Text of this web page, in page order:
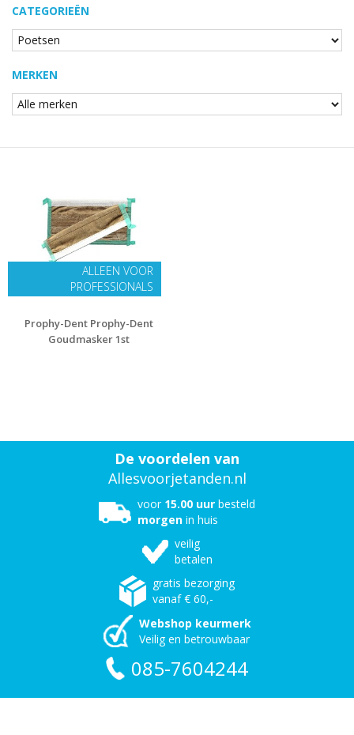
CATEGORIEËN
MERKEN
ALLEEN VOOR
PROFESSIONALS
Prophy-Dent Prophy-Dent
Goudmasker 1st
De voordelen van
Allesvoorjetanden.nl
voor 15.00 uur besteld
morgen in huis
veilig
betalen
gratis bezorging
vanaf € 60,-
Webshop keurmerk
Veilig en betrouwbaar
085-7604244